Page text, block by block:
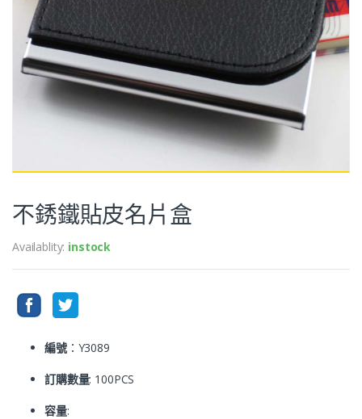
不銹鐵貼皮名片盒
Availablity: instock
編號：Y3089
訂購數量: 100PCS
容量: